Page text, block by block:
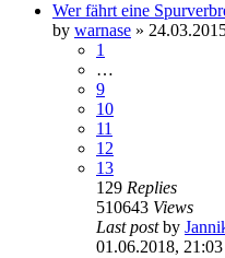
Wer fährt eine
by warnase »
1
…
9
10
11
12
13
129 Replies
510643 Views
Last postby
01.06.2018, 21:03